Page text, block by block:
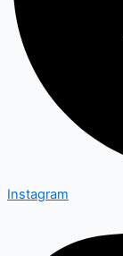
Instagram